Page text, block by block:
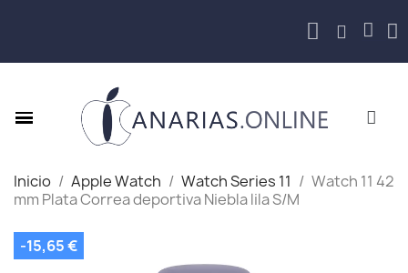
Inicio Apple Watch Watch Series 11
Watch 11 42
mm Plata Correa deportiva Niebla lila S/M
-15,65 €